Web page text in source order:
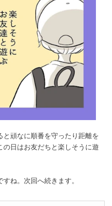
頑なに順番を守ったり距離を
日はお友だちと楽しそうに遊
ね。次回へ続きます。